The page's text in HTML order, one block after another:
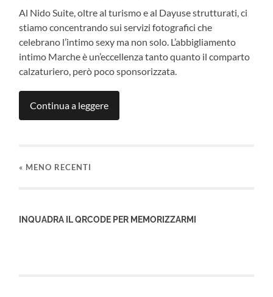
Al Nido Suite, oltre al turismo e al Dayuse strutturati, ci
stiamo concentrando sui servizi fotografici che
celebrano l’intimo sexy ma non solo. L’abbigliamento
intimo Marche è un’eccellenza tanto quanto il comparto
calzaturiero, però poco sponsorizzata.
Continua a leggere
« MENO RECENTI
INQUADRA IL QRCODE PER MEMORIZZARMI